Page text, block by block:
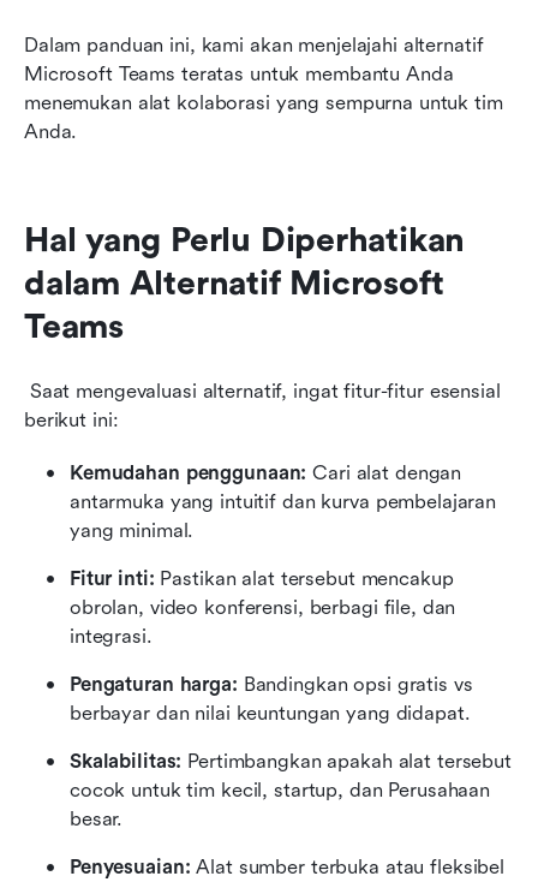
Dalam panduan ini, kami akan menjelajahi alternatif
Microsoft Teams teratas untuk membantu Anda
menemukan alat kolaborasi yang sempurna untuk tim
Anda.
Hal yang Perlu Diperhatikan
dalam Alternatif Microsoft
Teams
berikut ini:
Kemudahan penggunaan: Cari alat dengan
antarmuka yang intuitif dan kurva pembelajaran
yang minimal.
Fitur inti: Pastikan alat tersebut mencakup
obrolan, video konferensi, berbagi file, dan
integrasi.
Pengaturan harga: Bandingkan opsi gratis vs
berbayar dan nilai keuntungan yang didapat.
Skalabilitas: Pertimbangkan apakah alat tersebut
cocok untuk tim kecil, startup, dan Perusahaan
besar.
Penyesuaian: Alat sumber terbuka atau fleksibel